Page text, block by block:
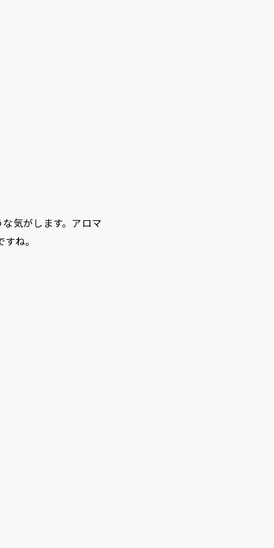
気がします。アロマ
ね。